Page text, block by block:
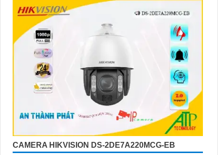
CAMERA HIKVISION DS-2DE7A220MCG-EB